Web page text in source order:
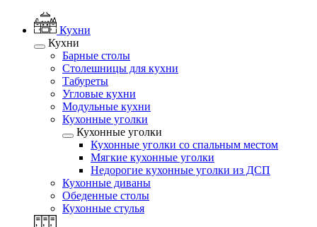
Кухни
Кухни
Барные столы
Столешницы для кухни
Табуреты
Угловые кухни
Модульные кухни
Кухонные уголки
Кухонные уголки
Кухонные уголки со спальным местом
Мягкие кухонные уголки
Недорогие кухонные уголки из ДСП
Кухонные диваны
Обеденные столы
Кухонные стулья